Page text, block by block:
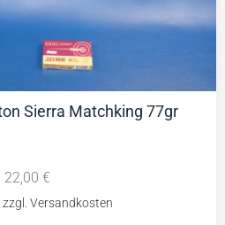
Sierra Matchking 77gr
22,00 €